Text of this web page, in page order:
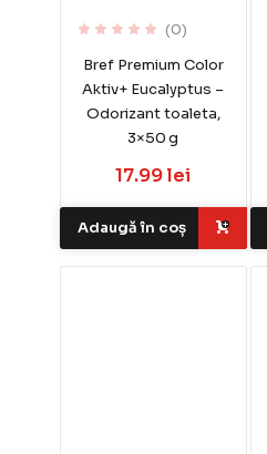
(0)
Bref Premium Color
Aktiv+ Eucalyptus –
Odorizant toaleta,
3×50 g
17.99 lei
Adaugă în coș